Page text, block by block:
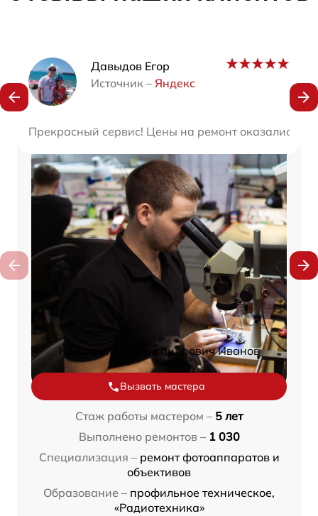
Давыдов Егор
Источник – Яндекс
Прекрасный сервис! Цены на ремонт оказались
Наши мастера
Константин Александрович Иванов
Вызвать мастера
Стаж работы мастером – 5 лет
Выполнено ремонтов – 1 030
Специализация – ремонт фотоаппаратов и
объективов
Образование – профильное техническое,
«Радиотехника»